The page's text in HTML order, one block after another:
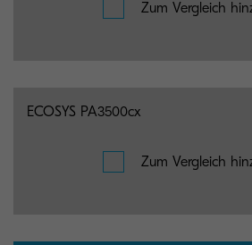
Zum Vergleich
ECOSYS PA3500cx
Zum Vergleich